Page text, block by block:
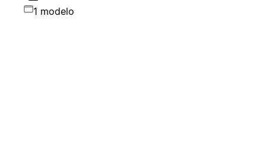
1 modelo